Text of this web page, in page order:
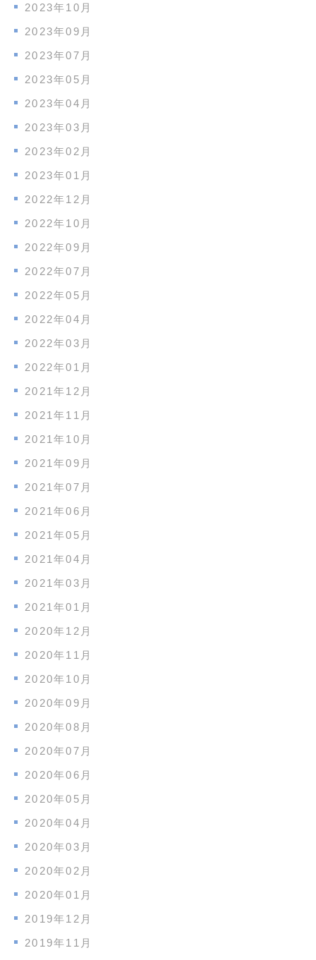
2023年10月
2023年09月
2023年07月
2023年05月
2023年04月
2023年03月
2023年02月
2023年01月
2022年12月
2022年10月
2022年09月
2022年07月
2022年05月
2022年04月
2022年03月
2022年01月
2021年12月
2021年11月
2021年10月
2021年09月
2021年07月
2021年06月
2021年05月
2021年04月
2021年03月
2021年01月
2020年12月
2020年11月
2020年10月
2020年09月
2020年08月
2020年07月
2020年06月
2020年05月
2020年04月
2020年03月
2020年02月
2020年01月
2019年12月
2019年11月